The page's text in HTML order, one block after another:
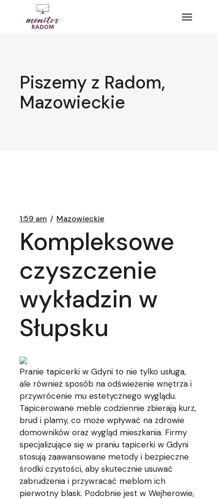
Piszemy z Radom,
Mazowieckie
1:59 am Mazowieckie
Kompleksowe
czyszczenie
wykładzin w
Słupsku
Pranie tapicerki w Gdyni to nie tylko usługa,
ale również sposób na odświeżenie wnętrza i
przywrócenie mu estetycznego wyglądu.
Tapicerowane meble codziennie zbierają kurz,
brud i plamy, co może wpływać na zdrowie
domowników oraz wygląd mieszkania. Firmy
specjalizujące się w praniu tapicerki w Gdyni
stosują zaawansowane metody i bezpieczne
środki czystości, aby skutecznie usuwać
zabrudzenia i przywracać meblom ich
pierwotny blask. Podobnie jest w Wejherowie,